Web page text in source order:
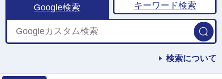
Google検索 キーワード検索
検索について